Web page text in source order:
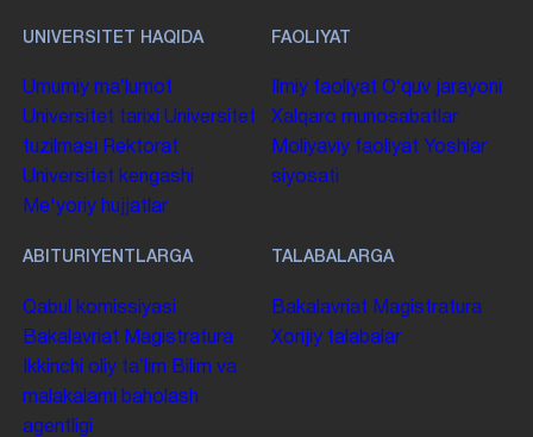
UNIVERSITET HAQIDA
Umumiy maʼlumot
Universitet tarixi Universitet
tuzilmasi
Rektorat
Universitet kengashi
Me'yoriy hujjatlar
FAOLIYAT
Ilmiy faoliyat Oʻquv jarayoni
Xalqaro munosabatlar
Moliyaviy faoliyat Yoshlar
siyosati
ABITURIYENTLARGA
Qabul komissiyasi
Bakalavriat Magistratura
Ikkinchi oliy taʼlim Bilim va
malakalarni baholash
agentligi
TALABALARGA
Bakalavriat Magistratura
Xorijiy talabalar